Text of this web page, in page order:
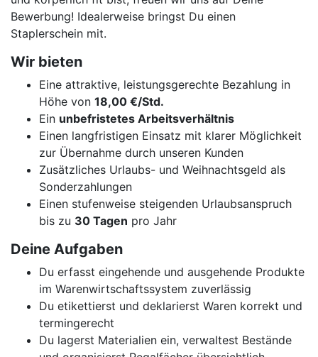
Bewerbung! Idealerweise bringst Du einen
Staplerschein mit.
Wir bieten
Eine attraktive, leistungsgerechte Bezahlung in
Höhe von 18,00 €/Std.
Ein unbefristetes Arbeitsverhältnis
Einen langfristigen Einsatz mit klarer Möglichkeit
zur Übernahme durch unseren Kunden
Zusätzliches Urlaubs- und Weihnachtsgeld als
Sonderzahlungen
Einen stufenweise steigenden Urlaubsanspruch
bis zu 30 Tagen pro Jahr
Deine Aufgaben
Du erfasst eingehende und ausgehende Produkte
im Warenwirtschaftssystem zuverlässig
Du etikettierst und deklarierst Waren korrekt und
termingerecht
Du lagerst Materialien ein, verwaltest Bestände